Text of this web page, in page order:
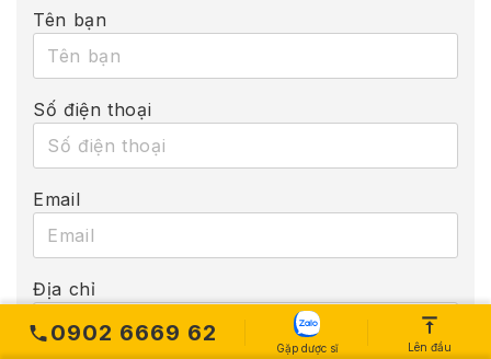
Tên bạn
Số điện thoại
Email
Địa chỉ
0902 6669 62
Gặp dược sĩ Lên đầu